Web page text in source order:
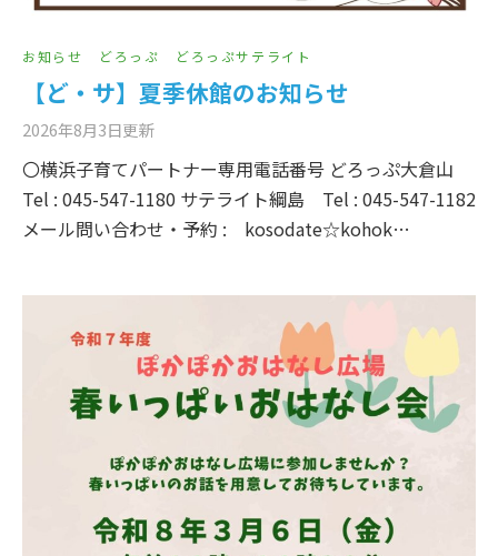
お知らせ どろっぷ どろっぷサテライト
【ど・サ】夏季休館のお知らせ
2026年8月3日更新
〇横浜子育てパートナー専用電話番号 どろっぷ大倉山
Tel : 045-547-1180 サテライト綱島 Tel : 045-547-1182
メール問い合わせ・予約 : kosodate☆kohok…